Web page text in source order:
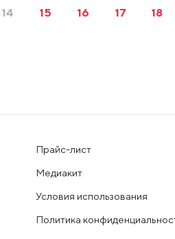
14 15 16 17 18
Прайс-лист
Медиакит
Условия использования
Политика